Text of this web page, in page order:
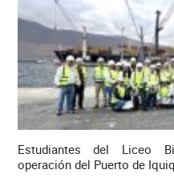
Estudiantes del Liceo
operación del Puerto de